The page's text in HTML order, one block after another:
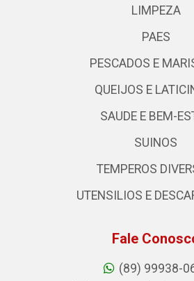
LIMPEZA
PAES
PESCADOS E
QUEIJOS E
SAUDE E BEM-
SUINOS
TEMPEROS
UTENSILIOS E
Fale
(89) 99938-